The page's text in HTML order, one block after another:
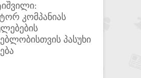
კომპანიას
პასუხი